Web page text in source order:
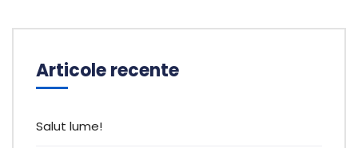
Articole recente
Salut lume!